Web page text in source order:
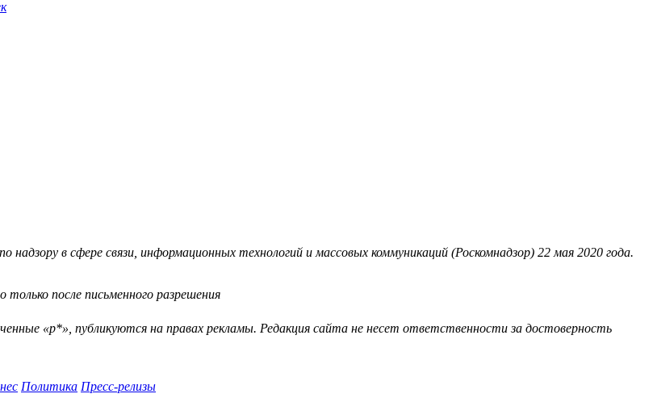
в сфере связи, информационных технологий и массовых коммуникаций (Роскомнадзор) 22 мая 2020 года.
после письменного разрешения
«р*», публикуются на правах рекламы. Редакция сайта не несет ответственности за достоверность
Политика Пресс-релизы